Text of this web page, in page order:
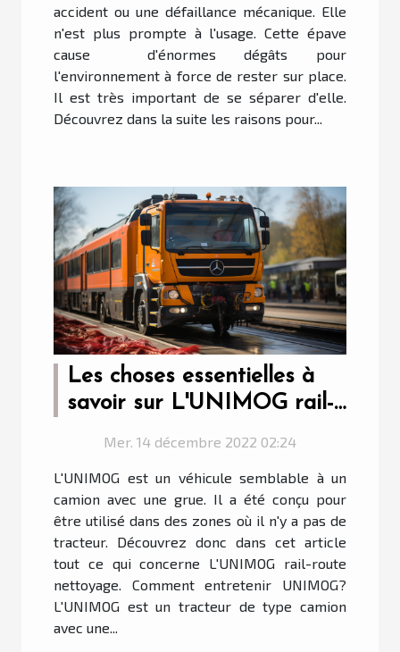
accident ou une défaillance mécanique. Elle
n'est plus prompte à l'usage. Cette épave
cause d'énormes dégâts pour
l'environnement à force de rester sur place.
Il est très important de se séparer d'elle.
Découvrez dans la suite les raisons pour...
Les choses essentielles à
savoir sur L'UNIMOG rail-
Mer. 14 décembre 2022 02:24
L'UNIMOG est un véhicule semblable à un
camion avec une grue. Il a été conçu pour
être utilisé dans des zones où il n'y a pas de
tracteur. Découvrez donc dans cet article
tout ce qui concerne L'UNIMOG rail-route
nettoyage. Comment entretenir UNIMOG?
L'UNIMOG est un tracteur de type camion
avec une...